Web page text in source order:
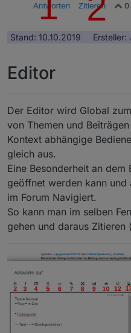
Stand: 10.10.2019 Ersteller:
Editor
Der Editor wird Global
von Themen und
Kontext abhängige
gleich aus.
Eine Besonderheit an
geöffnet werden kann
im Forum Navigiert.
So kann man im selben
gehen und daraus Zitieren